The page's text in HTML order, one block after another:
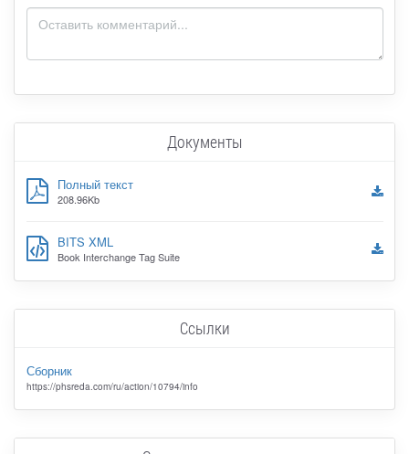
Документы
Полный текст
208.96Kb
BITS XML
Book Interchange Tag Suite
Ссылки
Сборник
https://phsreda.com/ru/action/10794/info